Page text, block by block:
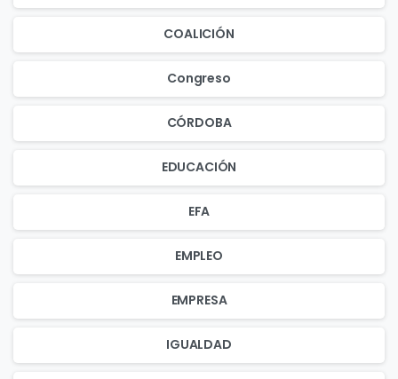
COALICIÓN
Congreso
CÓRDOBA
EDUCACIÓN
EFA
EMPLEO
EMPRESA
IGUALDAD